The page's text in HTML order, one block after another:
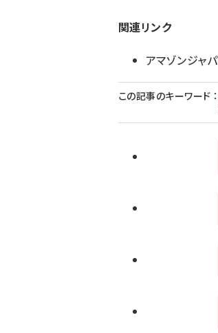
関連リンク
アマゾンジャ
この記事のキーワード ：